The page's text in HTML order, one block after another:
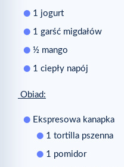
1 jogurt
1 garść migdałów
½ mango
1 ciepły napój
Obiad:
Ekspresowa kanapka
1 tortilla pszenna
1 pomidor